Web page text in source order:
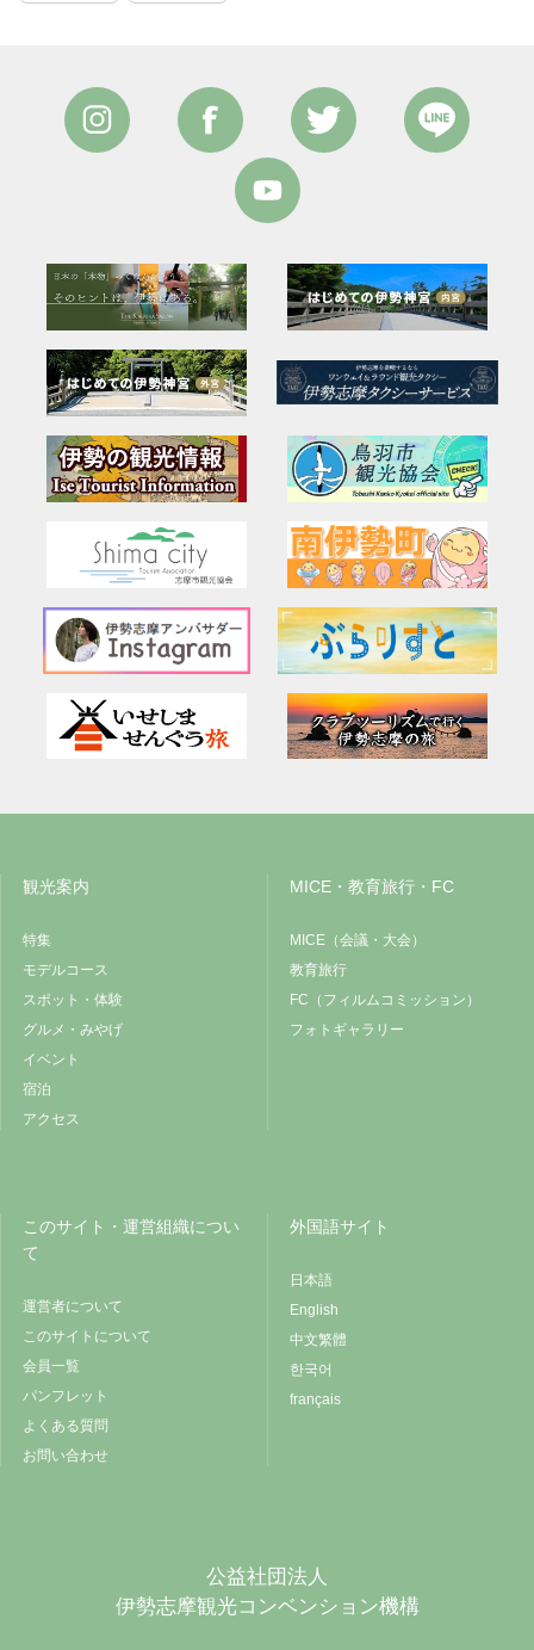
観光案内
特集
モデルコース
スポット・体験
グルメ・みやげ
イベント
宿泊
アクセス
MICE・教育旅行・FC
MICE（会議・大会）
教育旅行
FC（フィルムコミッション）
フォトギャラリー
このサイト・運営組織につい
て
運営者について
このサイトについて
会員一覧
パンフレット
よくある質問
お問い合わせ
外国語サイト
日本語
English
中文繁體
한국어
français
公益社団法人
伊勢志摩観光コンベンション機構